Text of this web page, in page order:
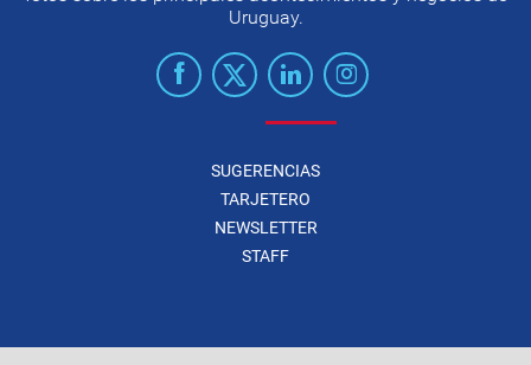
Uruguay.
SUGERENCIAS
TARJETERO
NEWSLETTER
STAFF